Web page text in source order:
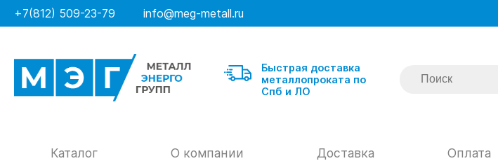
+7(812) 509-23-79 info@meg-metall.ru
Быстрая доставка
металлопроката по
Спб и ЛО
Каталог О компании Доставка Оплата